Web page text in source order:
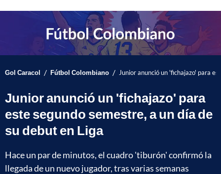
Gol Caracol / Fútbol Colombiano / Junior anunció un 'fichajazo' para
Junior anunció un 'fichajazo' para
este segundo semestre, a un día de
su debut en Liga
Hace un par de minutos, el cuadro 'tiburón' confirmó la
llegada de un nuevo jugador, tras varias semanas